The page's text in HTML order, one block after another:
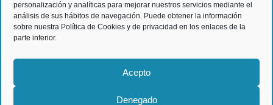
personalización y analíticas para mejorar nuestros servicios mediante el
análisis de sus hábitos de navegación. Puede obtener la información
sobre nuestra Política de Cookies y de privacidad en los enlaces de la
parte inferior.
Acepto
Denegado
ENVIAR